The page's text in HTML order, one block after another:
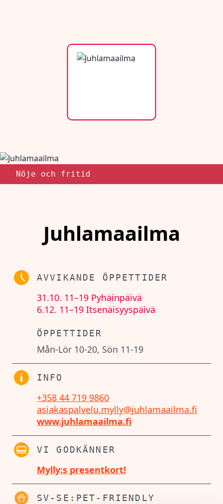
Nöje och fritid
Juhlamaailma
AVVIKANDE ÖPPETTIDER
31.10. 11–19 Pyhäinpäivä
6.12. 11–19 Itsenäisyyspäivä
ÖPPETTIDER
Mån-Lör 10-20, Sön 11-19
INFO
+358 44 719 9860
asiakaspalvelu.mylly@juhlamaailma.fi
www.juhlamaailma.fi
VI GODKÄNNER
Mylly:s presentkort!
SV-SE:PET-FRIENDLY